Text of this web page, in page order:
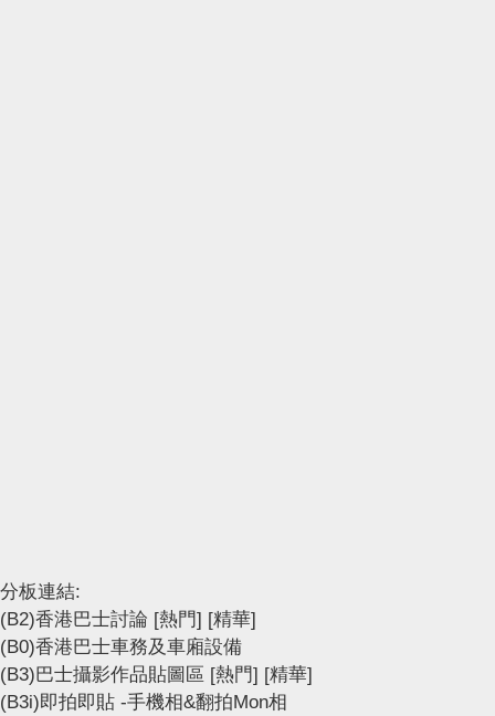
分板連結:
(B2)香港巴士討論 [熱門] [精華]
(B0)香港巴士車務及車廂設備
(B3)巴士攝影作品貼圖區 [熱門] [精華]
(B3i)即拍即貼 -手機相&翻拍Mon相